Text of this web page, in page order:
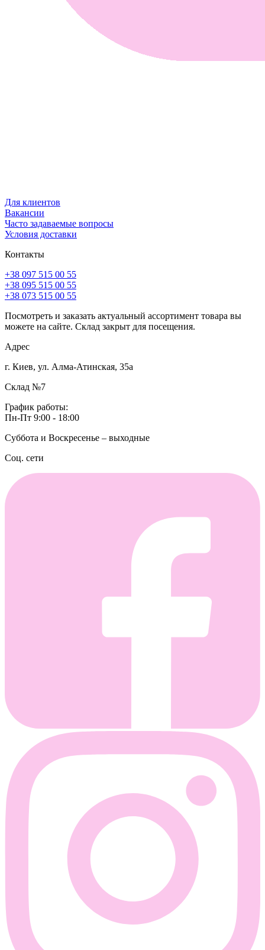
Для клиентов
Вакансии
Часто задаваемые вопросы
Условия доставки
Контакты
+38 097 515 00 55
+38 095 515 00 55
+38 073 515 00 55
Посмотреть и заказать актуальный ассортимент товара вы
можете на сайте. Склад закрыт для посещения.
Адрес
г. Киев, ул. Алма-Атинская, 35а
Склад №7
График работы:
Пн-Пт 9:00 - 18:00
Суббота и Воскресенье – выходные
Соц. сети